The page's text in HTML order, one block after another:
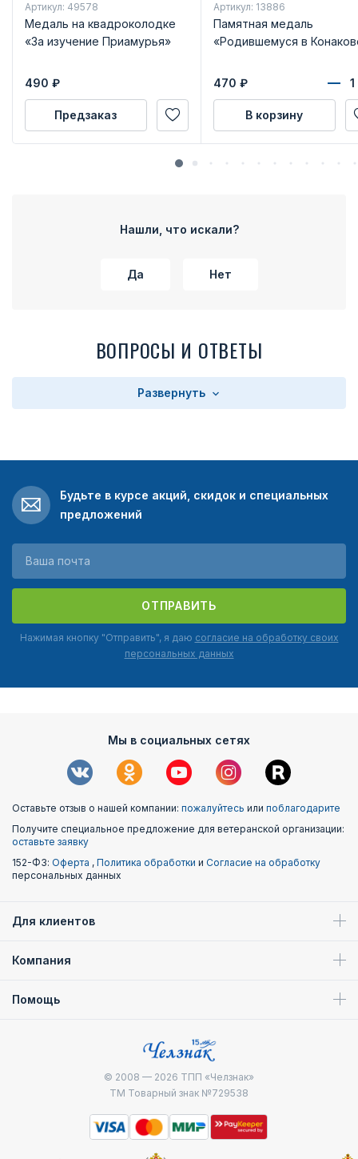
Артикул: 49578
Медаль на квадроколодке
«За изучение Приамурья»
490 ₽
Предзаказ
Артикул: 13886
Памятная медаль
«Родившемуся в
470 ₽
В корзину
Нашли, что искали?
Да Нет
ВОПРОСЫ И ОТВЕТЫ
Развернуть
Будьте в курсе акций, скидок и специальных
предложений
ОТПРАВИТЬ
Нажимая кнопку "Отправить", я даю согласие на обработку своих
персональных данных
Мы в социальных сетях
Оставьте отзыв о нашей компании: пожалуйтесь или поблагодарите
Получите специальное предложение для ветеранской организации:
оставьте заявку
152-ФЗ: Оферта , Политика обработки и Согласие на обработку
персональных данных
Для клиентов
Компания
Помощь
© 2008 — 2026 ТПП «Челзнак»
ТМ Товарный знак №729538